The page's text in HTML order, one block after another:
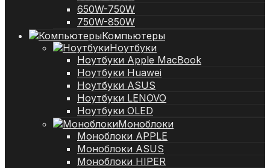
650W-750W
750W-850W
Компьютеры
Ноутбуки
Ноутбуки Apple MacBook
Ноутбуки Huawei
Ноутбуки ASUS
Ноутбуки LENOVO
Ноутбуки OLED
Моноблоки
Моноблоки APPLE
Моноблоки ASUS
Моноблоки HIPER